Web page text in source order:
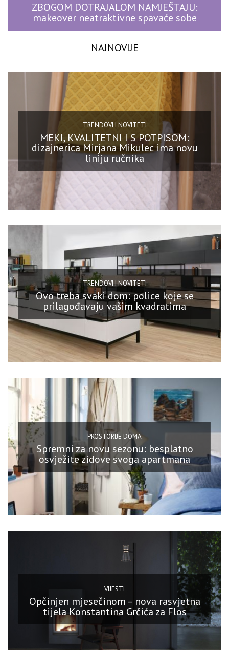
ZBOGOM DOTRAJALOM NAMJEŠTAJU:
makeover neatraktivne spavaće sobe
NAJNOVIJE
TRENDOVI I NOVITETI
MEKI, KVALITETNI I S POTPISOM:
dizajnerica Mirjana Mikulec ima novu
liniju ručnika
TRENDOVI I NOVITETI
Ovo treba svaki dom: police koje se
prilagođavaju vašim kvadratima
PROSTORIJE DOMA
Spremni za novu sezonu: besplatno
osvježite zidove svoga apartmana
VIJESTI
Opčinjen mjesečinom – nova rasvjetna
tijela Konstantina Grčića za Flos